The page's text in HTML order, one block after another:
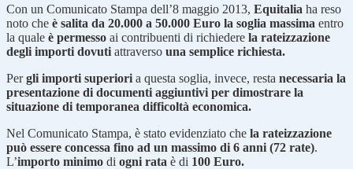
Con un Comunicato Stampa dell’8 maggio 2013, Equitalia ha reso
noto che è salita da 20.000 a 50.000 Euro la soglia massima entro
la quale è permesso ai contribuenti di richiedere la rateizzazione
degli importi dovuti attraverso una semplice richiesta.
Pergli importi superiori a questa soglia, invece, resta necessaria la
presentazione di documenti aggiuntivi per dimostrare la
situazione di temporanea difficoltà economica.
Nel Comunicato Stampa, è stato evidenziato che la rateizzazione
può essere concessa fino ad un massimo di 6 anni (72 rate).
L’importo minimo di ogni rata è di 100 Euro.